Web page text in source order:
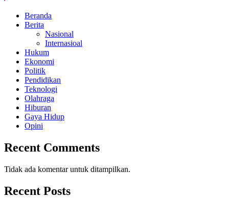
Beranda
Berita
Nasional
Internasioal
Hukum
Ekonomi
Politik
Pendidikan
Teknologi
Olahraga
Hiburan
Gaya Hidup
Opini
Recent Comments
Tidak ada komentar untuk ditampilkan.
Recent Posts